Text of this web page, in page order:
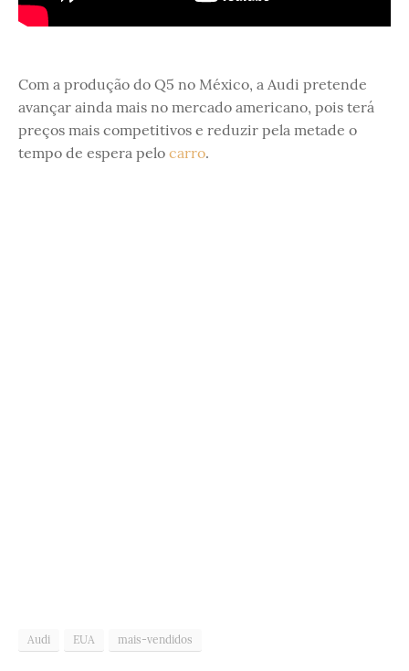
Com a produção do Q5 no México, a Audi pretende
avançar ainda mais no mercado americano, pois terá
preços mais competitivos e reduzir pela metade o
tempo de espera pelo carro.
Audi EUA mais-vendidos